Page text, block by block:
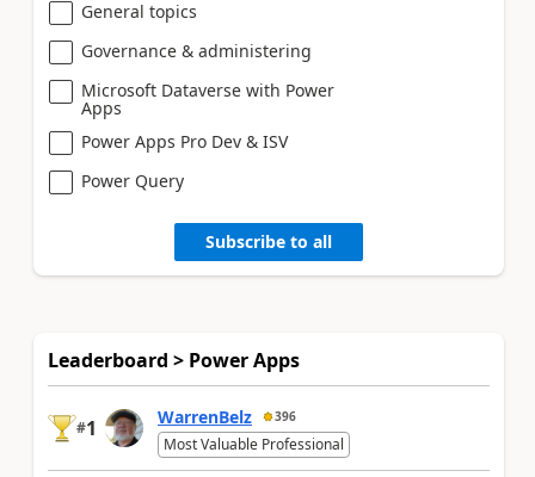
General topics
Governance & administering
Microsoft Dataverse with Power
Apps
Power Apps Pro Dev & ISV
Power Query
Subscribe to all
Leaderboard > Power Apps
#1 WarrenBelz 396
Most Valuable Professional